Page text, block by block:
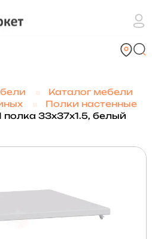
Каталог мебели
Полки настенные
33х37х1.5, белый